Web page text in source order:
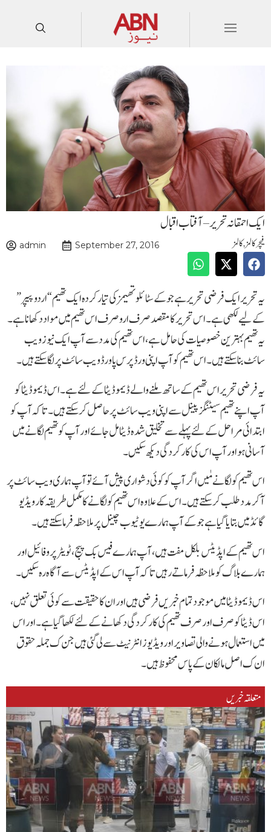
ایک احمقانہ تحریر – آفتاب اقبال
فیچر کالمز,کالمز admin September 27, 2016
یہ تحریر ایک فرضی تحریر ہے جو کے سٹائلو تھیمز کی تیار کردہ ایک تھیم “اردو پیپر”
کے لیے لکھی ہے۔ اس تحریر کا مقصد صرف ارو صرف اس تھیم میں مواد دکھانا ہے۔
یہ تھیم بہترین خصوصیات کی حامل ہے، اس تھیم کی مدد سے آپ ایک نیوز ویب
سائٹ بنا سکتے ہیں۔ اس تھیم کو آپ اپنی ورڈپرس پاورڈ ویب سائٹ پر لگا سکتے ہیں۔
یہ فرضی تحریر اس تھیم کے ساتھ ملنے والے ڈیمو ڈیٹا کے لئے ہے۔ اس ڈیمو ڈیٹا کو
آپ اپنے تھیم سیٹنگز پینل سے اپنی ویب سائٹ پر حاصل کر سکتے ہیں۔ تاکہ آپ کو
ابتدائی مراحل کے لئے پہلے سے تخلیق شدہ ڈیٹا مل جائے اور آپ کو تھیم لگانے میں
آسانی ہو اور آپ اس کی کارکردگی دیکھ سکیں۔
اس تھیم کو لگانے مٰیں اگر آپ کو کوئی دشواری پیش آئے تو آپ ہماری ویب سائٹ پر
آ کر مدد طلب کر سکتے ہیں۔ اس کے علاوہ اس تھیم کو لگانے کا مکمل طریقہ کار ویڈیو
گائڈ میں بتایا گیا ہے جو کے آپ ہمارے یوٹیوب چینل پر ملاحظہ فرما سکتے ہیں۔
اس تھیم کے اپڈیٹس بلکل مفت ہیں، آپ ہمارے فیس بک پیج، ٹویٹر پروفائیل اور
ہمارے بلاگ کو ملاحظہ فرماتے رہیں تاکہ آپ اس کے اپڈیٹس سے آگاہ رہ سکیں۔
اس ڈیمو ڈیٹا میں موجود تمام خبریں فرضی ہیں اور ان کا حقیقت سے کوئی تعلق نہیں،
اس ڈیٹا کو صرف اور صرف تھیم کی کارکردگی دکھانے کے لئے لکھا گیا ہے۔ اور اس
میں استعمال ہونے والی تصاویر اور ویڈیوز انٹرنیٹ سے لی گئی ہیں جن ک جملہ حقوق
ان ک اصل مالکان کے پاس محفوظ ہیں۔
متعلقہ خبریں